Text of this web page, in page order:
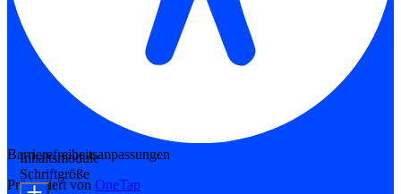
Barrierefreiheitsanpassungen
Präsentiert von OneTap
Inhaltsmodule
Schriftgröße